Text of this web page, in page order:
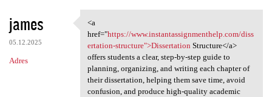
james
05.12.2025
Adres
<a href="https://www
<a
href="https://www.instantassignmenthelp.com/diss
ertation-structure">Dissertation Structure</a>
offers students a clear, step-by-step guide to
planning, organizing, and writing each chapter of
their dissertation, helping them save time, avoid
confusion, and produce high-quality academic